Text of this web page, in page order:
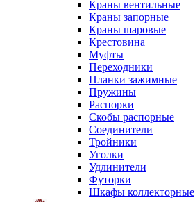
Краны вентильные
Краны запорные
Краны шаровые
Крестовина
Муфты
Переходники
Планки зажимные
Пружины
Распорки
Скобы распорные
Соединители
Тройники
Уголки
Удлинители
Футорки
Шкафы коллекторные